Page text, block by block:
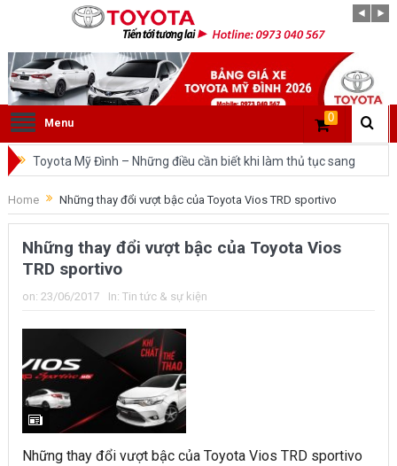
Menu 0
Toyota Mỹ Đình – Những điều cần biết khi làm thủ tục sang
tên ô tô trong cùng tỉnh.
So sánh Toyota Veloz Cross và Toyota Innova: Nên chọn xe
nào?
Đánh giá tổng quan về xe Toyota Veloz Cross 2022 HOT
Những dòng xe của Toyota đang chiếm lĩnh tại thị trường
Việt Nam?
Toyota Việt Nam chính thức ra mắt Toyota Fortuner 2022 và
Land cruiser 2022 phiên bản mới
Home Những thay đổi vượt bậc của Toyota Vios TRD sportivo
Những thay đổi vượt bậc của Toyota Vios
TRD sportivo
on: 23/06/2017 In: Tin tức & sự kiện
Những thay đổi vượt bậc của Toyota Vios TRD sportivo